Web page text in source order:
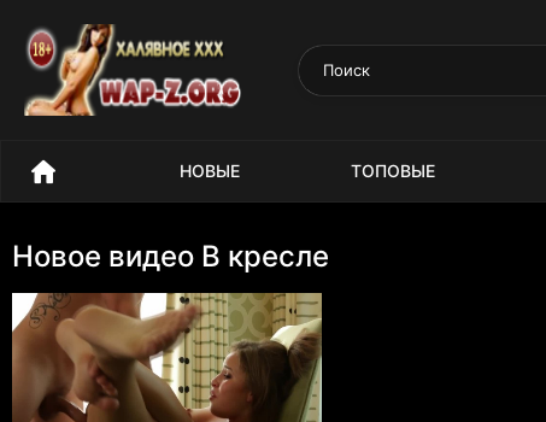
НОВЫЕ ТОПОВЫЕ
Новое видео В кресле